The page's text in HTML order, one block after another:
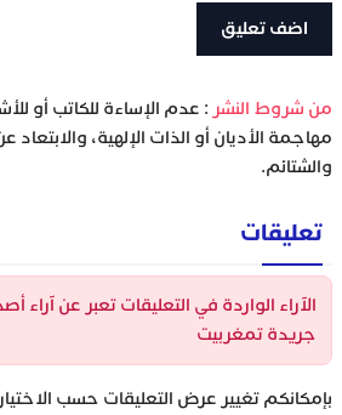
‫من شروط النشر : عدم الإساءة للكاتب أو
مهاجمة الأديان أو الذات الإلهية،
والشتائم.
تعليقات
الآراء الواردة في التعليقات تعبر عن آراء
جريدة تمغربيت
بإمكانكم تغيير عرض التعليقات حسب